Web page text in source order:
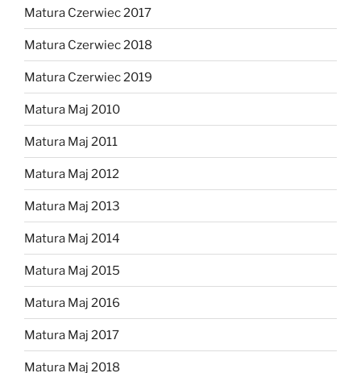
Matura Czerwiec 2017
Matura Czerwiec 2018
Matura Czerwiec 2019
Matura Maj 2010
Matura Maj 2011
Matura Maj 2012
Matura Maj 2013
Matura Maj 2014
Matura Maj 2015
Matura Maj 2016
Matura Maj 2017
Matura Maj 2018